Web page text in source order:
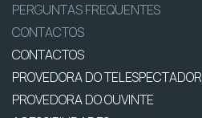
PERGUNTAS FREQUENTES
CONTACTOS
CONTACTOS
PROVEDORA DO TELESPECTADOR
PROVEDORA DO OUVINTE